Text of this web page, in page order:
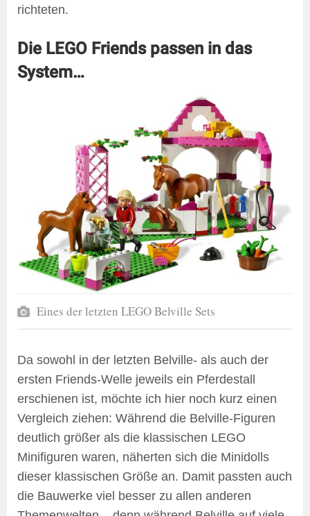
richteten.
Die LEGO Friends passen in das
System…
Eines der letzten LEGO Belville Sets
Da sowohl in der letzten Belville- als auch der
ersten Friends-Welle jeweils ein Pferdestall
erschienen ist, möchte ich hier noch kurz einen
Vergleich ziehen: Während die Belville-Figuren
deutlich größer als die klassischen LEGO
Minifiguren waren, näherten sich die Minidolls
dieser klassischen Größe an. Damit passten auch
die Bauwerke viel besser zu allen anderen